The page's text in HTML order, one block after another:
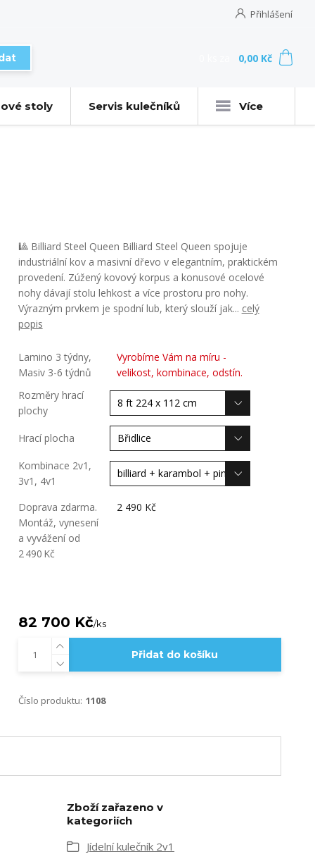
Přihlášení
0,00 Kč
stoly Servis kulečníků Více
🎱 Billiard Steel Queen Billiard Steel Queen spojuje
industriální kov a masivní dřevo v elegantním, praktickém
provedení. Zúžený kovový korpus a konusové ocelové
nohy dávají stolu lehkost a více prostoru pro nohy.
Výrazným prvkem je spodní lub, který slouží jak... celý
popis
Lamino 3 týdny,
Masiv 3-6 týdnů
Vyrobíme Vám na míru -
velikost, kombinace, odstín.
Rozměry hrací
plochy
Hrací plocha
Kombinace 2v1,
3v1, 4v1
Doprava zdarma.
Montáž, vynesení
a vyvážení od
2 490 Kč
2 490 Kč
82 700 Kč/ks
Přidat do košíku
Číslo produktu: 1108
Zboží zařazeno v
kategoriích
Jídelní kulečník 2v1